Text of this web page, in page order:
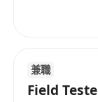
人脈變現案例
大學的聯合攻
兼職
Field